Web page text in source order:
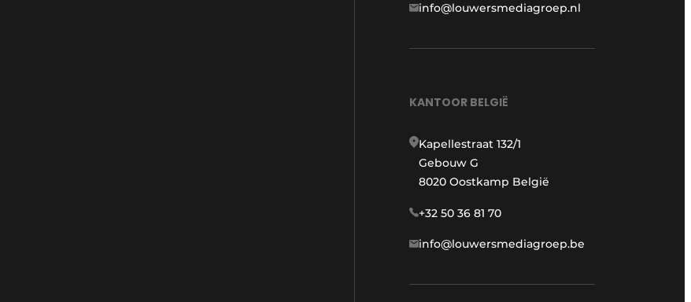
info@louwersmediagroep.nl
KANTOOR BELGIË
Kapellestraat 132/1
Gebouw G
8020 Oostkamp België
+32 50 36 81 70
info@louwersmediagroep.be